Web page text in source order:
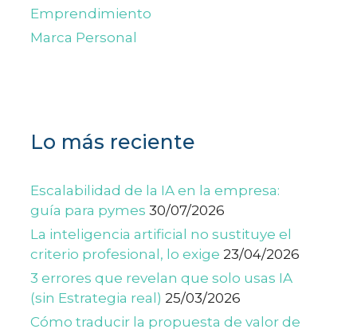
Emprendimiento
Marca Personal
Lo más reciente
Escalabilidad de la IA en la empresa:
guía para pymes 30/07/2026
La inteligencia artificial no sustituye el
criterio profesional, lo exige 23/04/2026
3 errores que revelan que solo usas IA
(sin Estrategia real) 25/03/2026
Cómo traducir la propuesta de valor de